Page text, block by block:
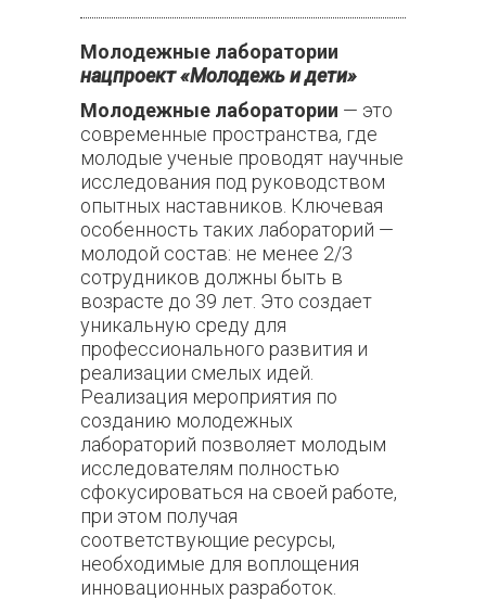
Молодежные лаборатории
нацпроект «Молодежь и дети»
Молодежные лаборатории — это
современные пространства, где
молодые ученые проводят научные
исследования под руководством
опытных наставников. Ключевая
особенность таких лабораторий —
молодой состав: не менее 2/3
сотрудников должны быть в
возрасте до 39 лет. Это создает
уникальную среду для
профессионального развития и
реализации смелых идей.
Реализация мероприятия по
созданию молодежных
лабораторий позволяет молодым
исследователям полностью
сфокусироваться на своей работе,
при этом получая
соответствующие ресурсы,
необходимые для воплощения
инновационных разработок.